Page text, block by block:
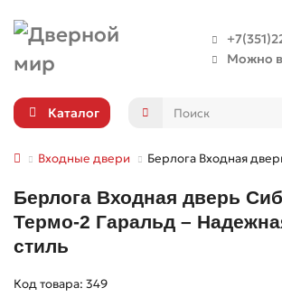
Можно
Каталог
Входные двери Берлога Входная
Берлога Входная дверь
Термо-2 Гаральд –
стиль
Код товара: 349